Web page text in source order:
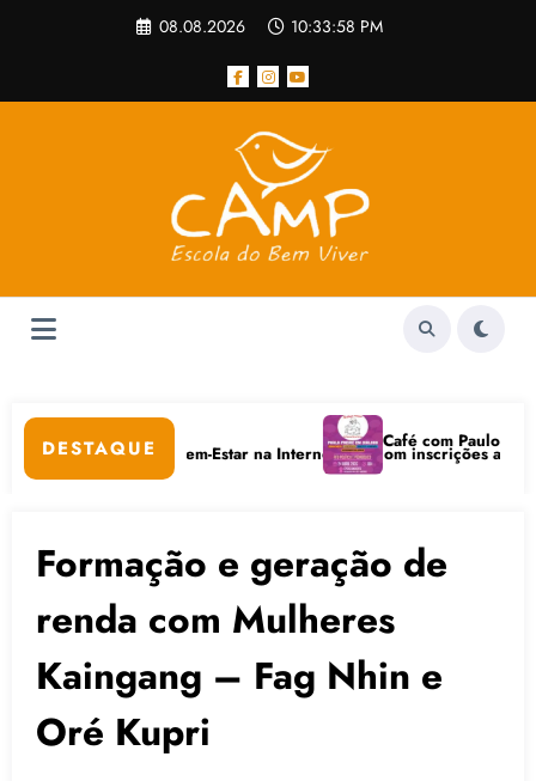
08.08.2026 10:33:58 PM
DESTAQUE
e Bem-Estar na Internet está com inscrições abertas
Café com Paulo Freire convida:
Formação e geração de
renda com Mulheres
Kaingang – Fag Nhin e
Oré Kupri